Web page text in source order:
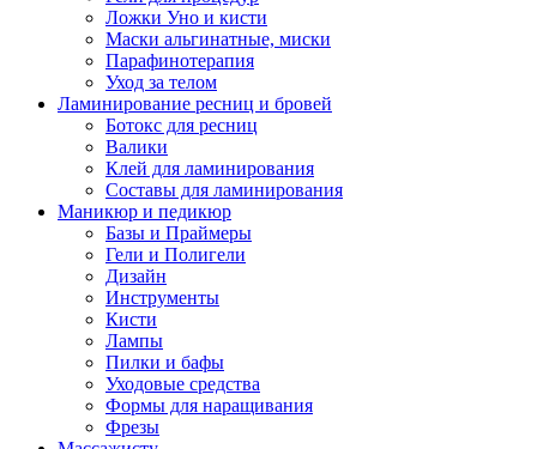
Ложки Уно и кисти
Маски альгинатные, миски
Парафинотерапия
Уход за телом
Ламинирование ресниц и бровей
Ботокс для ресниц
Валики
Клей для ламинирования
Составы для ламинирования
Маникюр и педикюр
Базы и Праймеры
Гели и Полигели
Дизайн
Инструменты
Кисти
Лампы
Пилки и бафы
Уходовые средства
Формы для наращивания
Фрезы